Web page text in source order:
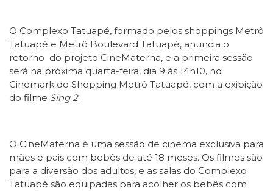
O Complexo Tatuapé, formado pelos shoppings Metrô
Tatuapé e Metrô Boulevard Tatuapé, anuncia o
retorno do projeto CineMaterna, e a primeira sessão
será na próxima quarta-feira, dia 9 às 14h10, no
Cinemark do Shopping Metrô Tatuapé, com a exibição
do filme Sing 2.
O CineMaterna é uma sessão de cinema exclusiva para
mães e pais com bebês de até 18 meses. Os filmes são
para a diversão dos adultos, e as salas do Complexo
Tatuapé são equipadas para acolher os bebês com